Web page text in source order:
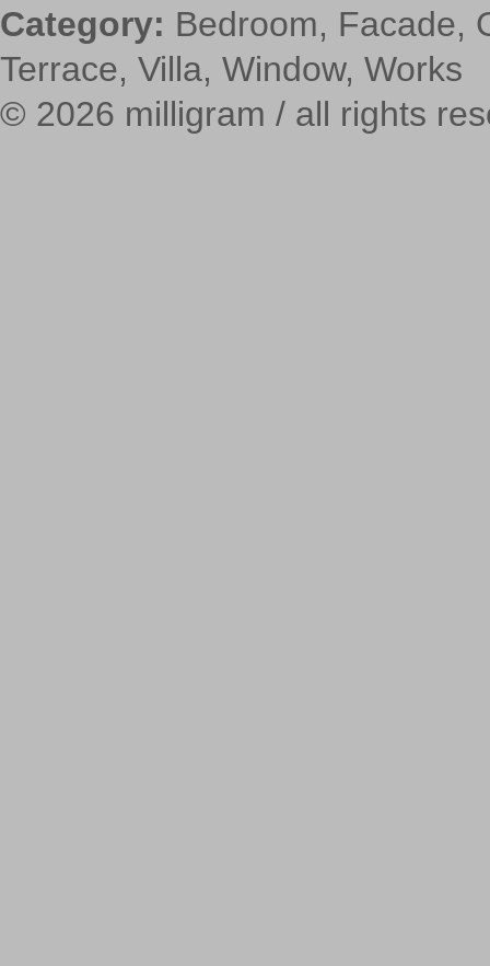
Category: Bedroom, Facade,
Terrace, Villa, Window, Works
© 2026 milligram / all rights